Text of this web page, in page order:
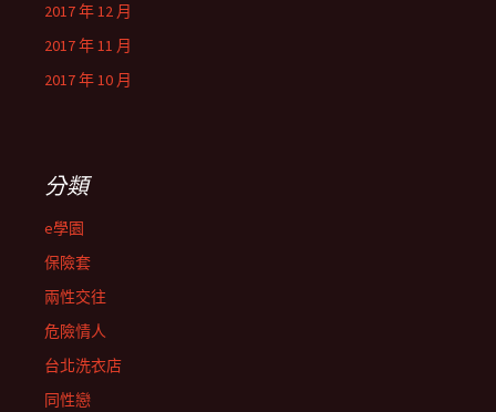
2017 年 12 月
2017 年 11 月
2017 年 10 月
分類
e學園
保險套
兩性交往
危險情人
台北洗衣店
同性戀